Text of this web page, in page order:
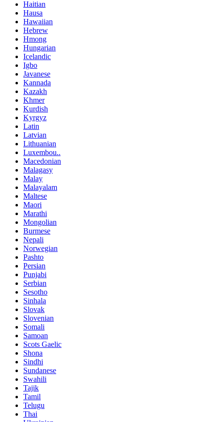
Haitian
Hausa
Hawaiian
Hebrew
Hmong
Hungarian
Icelandic
Igbo
Javanese
Kannada
Kazakh
Khmer
Kurdish
Kyrgyz
Latin
Latvian
Lithuanian
Luxembou..
Macedonian
Malagasy
Malay
Malayalam
Maltese
Maori
Marathi
Mongolian
Burmese
Nepali
Norwegian
Pashto
Persian
Punjabi
Serbian
Sesotho
Sinhala
Slovak
Slovenian
Somali
Samoan
Scots Gaelic
Shona
Sindhi
Sundanese
Swahili
Tajik
Tamil
Telugu
Thai